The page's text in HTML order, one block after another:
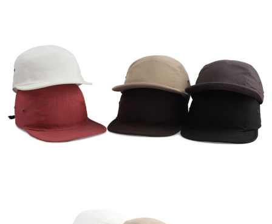
이코 라이프 하